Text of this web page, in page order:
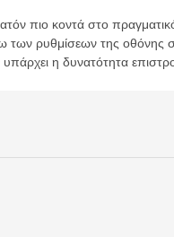
πιο κοντά στο
των ρυθμίσεων της οθόνης
η δυνατότητα